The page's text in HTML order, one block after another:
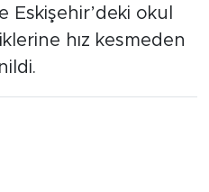
Eskişehir’deki okul
hız kesmeden